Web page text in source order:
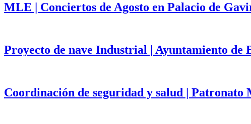
MLE | Conciertos de Agosto en Palacio de
Proyecto de nave Industrial | Ayuntamiento de
Coordinación de seguridad y salud |